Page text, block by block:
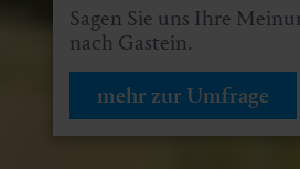
Sagen Sie uns Ihre
nach Gastein.
mehr zur Umfrage